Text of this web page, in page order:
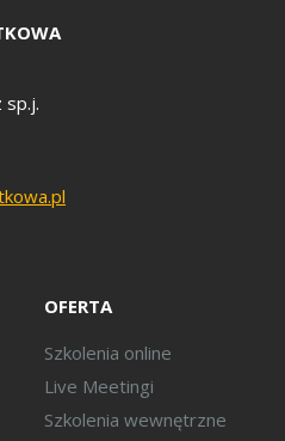
sp.j.
OFERTA
Szkolenia online
Live Meetingi
Szkolenia wewnętrzne